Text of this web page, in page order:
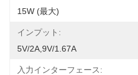
15W (最大)
インプット:
5V/2A,9V/1.67A
入力インターフェース: